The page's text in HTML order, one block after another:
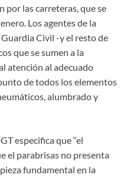
por las carreteras, que se
Los agentes de la
Civil -y el resto de
que se sumen a la
atención al adecuado
de todos los elementos
alumbrado y
especifica que “el
el parabrisas no presenta
fundamental en la